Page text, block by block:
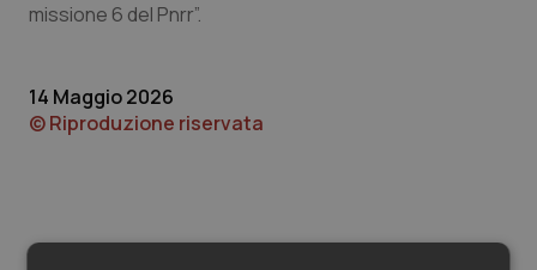
Quotidiano Cardiologia
missione 6 del Pnrr”.
14 Maggio 2026
© Riproduzione riservata